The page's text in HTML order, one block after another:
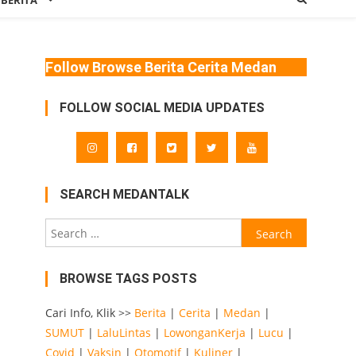
Follow Browse Berita Cerita Medan
FOLLOW SOCIAL MEDIA UPDATES
SEARCH MEDANTALK
Search
for:
BROWSE TAGS POSTS
Cari Info, Klik >> Berita | Cerita | Medan |
SUMUT| LaluLintas | LowonganKerja | Lucu |
Covid | Vaksin | Otomotif| Kuliner|